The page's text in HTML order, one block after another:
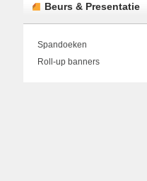
Beurs & Presentatie
Spandoeken
Roll-up banners